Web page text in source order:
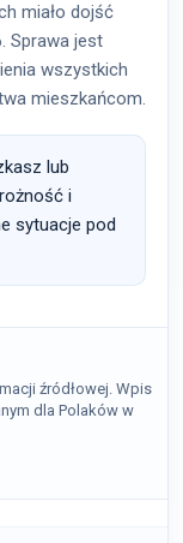
miało dojść
Sprawa jest
wszystkich
mieszkańcom.
lub
i
sytuacje pod
źródłowej. Wpis
dla Polaków w